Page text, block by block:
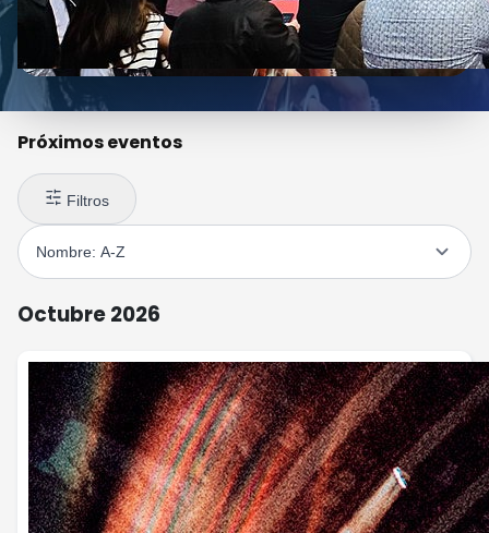
Próximos eventos
Filtros
Octubre 2026